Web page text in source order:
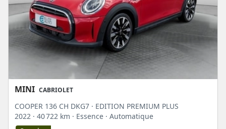
MINI CABRIOLET
COOPER 136 CH DKG7 · EDITION PREMIUM PLUS
2022 · 40 722 km · Essence · Automatique